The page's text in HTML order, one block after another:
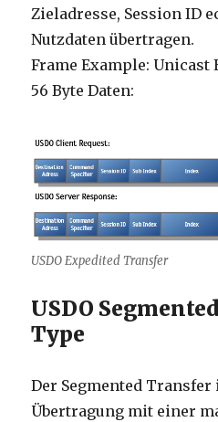
Zieladresse, Session ID
Nutzdaten übertragen.
Frame Example:
56 Byte Daten:
USDO Expedited Transfer
USDO
Type
Der Segmented
Übertragung mit einer